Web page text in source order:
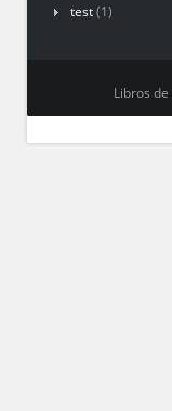
test(1)
Libros